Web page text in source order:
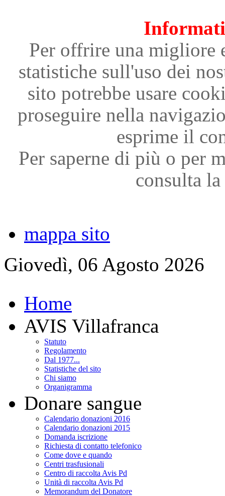
Per offrire una migliore
statistiche sull'uso dei
sito potrebbe usare
proseguire nella
esprime il
Per saperne di più o per
consulta
mappa sito
Giovedì, 06 Agosto 2026
Home
AVIS Villafranca
Statuto
Regolamento
Dal 1977...
Statistiche del sito
Chi siamo
Organigramma
Donare sangue
Calendario donazioni 2016
Calendario donazioni 2015
Domanda iscrizione
Richiesta di contatto telefonico
Come dove e quando
Centri trasfusionali
Centro di raccolta Avis Pd
Unità di raccolta Avis Pd
Memorandum del Donatore